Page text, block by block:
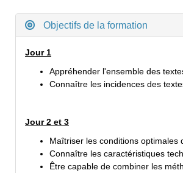
Objectifs de la formation
Jour 1
Appréhender l'ensemble des
Connaître les incidences des
Jour 2 et 3
Maîtriser les conditions
Connaître les caractéristiques
Être capable de combiner les